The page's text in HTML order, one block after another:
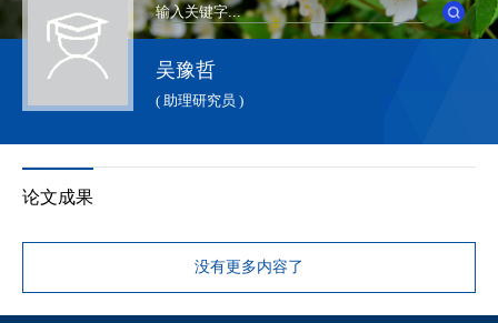
吴豫哲
( 助理研究员 )
论文成果
没有更多内容了